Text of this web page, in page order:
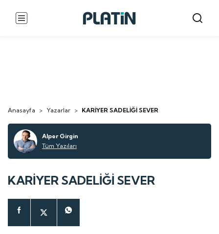
Anasayfa > Yazarlar > KARİYER SADELİĞİ SEVER
Alper Girgin
Tüm Yazıları
KARİYER SADELİĞİ SEVER